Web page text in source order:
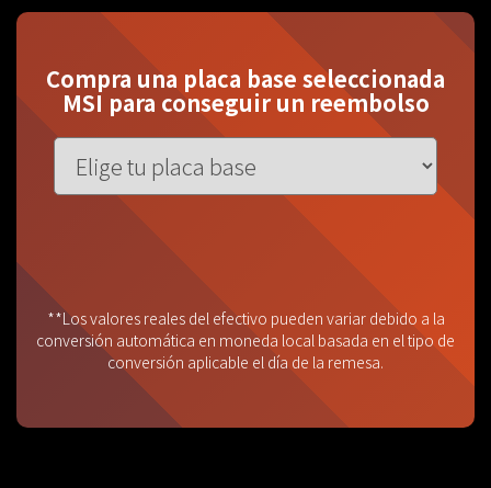
Compra una placa base seleccionada
MSI para conseguir un reembolso
**Los valores reales del efectivo pueden variar debido a la
conversión automática en moneda local basada en el tipo de
conversión aplicable el día de la remesa.